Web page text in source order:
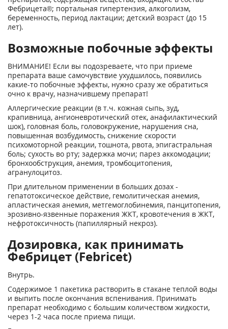
Фебрицета®; портальная гипертензия, алкоголизм,
беременность, период лактации; детский возраст (до 15
лет).
Возможные побочные эффекты
ВНИМАНИЕ! Если вы подозреваете, что при приеме
препарата ваше самочувствие ухудшилось, появились
какие-то побочные эффекты, нужно сразу же обратиться
очно к врачу, назначившему препарат!
Аллергические реакции (в т.ч. кожная сыпь, зуд,
крапивница, ангионевротический отек, анафилактический
шок), головная боль, головокружение, нарушения сна,
повышенная возбудимость, снижение скорости
психомоторной реакции, тошнота, рвота, эпигастральная
боль; сухость во рту; задержка мочи; парез аккомодации;
бронхообструкция, анемия, тромбоцитопения,
агранулоцитоз.
При длительном применении в больших дозах -
гепатотоксическое действие, гемолитическая анемия,
апластическая анемия, метгемоглобинемия, панцитопения,
эрозивно-язвенные поражения ЖКТ, кровотечения в ЖКТ,
нефротоксичность (папиллярный некроз).
Дозировка, как принимать
Фебрицет (Febricet)
Внутрь.
Содержимое 1 пакетика растворить в стакане теплой воды
и выпить после окончания вспенивания. Принимать
препарат необходимо с большим количеством жидкости,
через 1-2 часа после приема пищи.